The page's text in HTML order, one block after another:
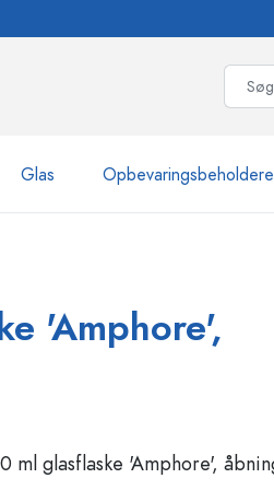
Glas Opbevaringsbeholdere
Flasker efter mærke
WECK-flasker
Flasker med patentprop
'Amphore',